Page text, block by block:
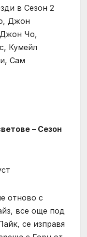
в Сезон 2
Джон
Чо,
Кумейл
Сам
– Сезон
отново с
все още под
се изправя